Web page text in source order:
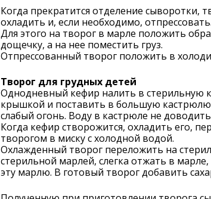
Когда прекратится отделение сыворотки,
охладить и, если необходимо, отпрессовать.
Для этого на творог в марле положить
дощечку, а на нее поместить груз.
Отпрессованный творог положить в
Творог для грудных детей
Однодневный кефир налить в стерильную
крышкой и поставить в большую кастрюлю
слабый огонь. Воду в кастрюле не
Когда кефир створожится, охладить его,
творогом в миску с холодной водой.
Охлажденный творог переложить на
стерильной марлей, слегка отжать в
эту марлю. В готовый творог добавить